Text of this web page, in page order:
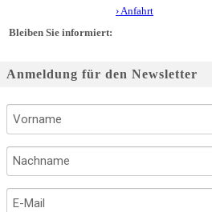
› Anfahrt
Bleiben Sie informiert:
Anmeldung für den Newsletter